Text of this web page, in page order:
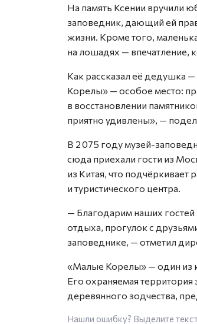
На память Ксении вручили
заповедник, дающий ей
жизни. Кроме того,
на лошадях — впечатление,
Как рассказал её дедушка
Корелы» — особое место:
в восстановлении
приятно удивлены», —
В 2 075 году музей-
сюда приехали гости из
из Китая, что
и туристического центра.
— Благодарим наших
отдыха, прогулок с
заповеднике, — отметил
«Малые Корелы» — один из
Его охраняемая территория
деревянного зодчества,
Нашли ошибку? Выделите